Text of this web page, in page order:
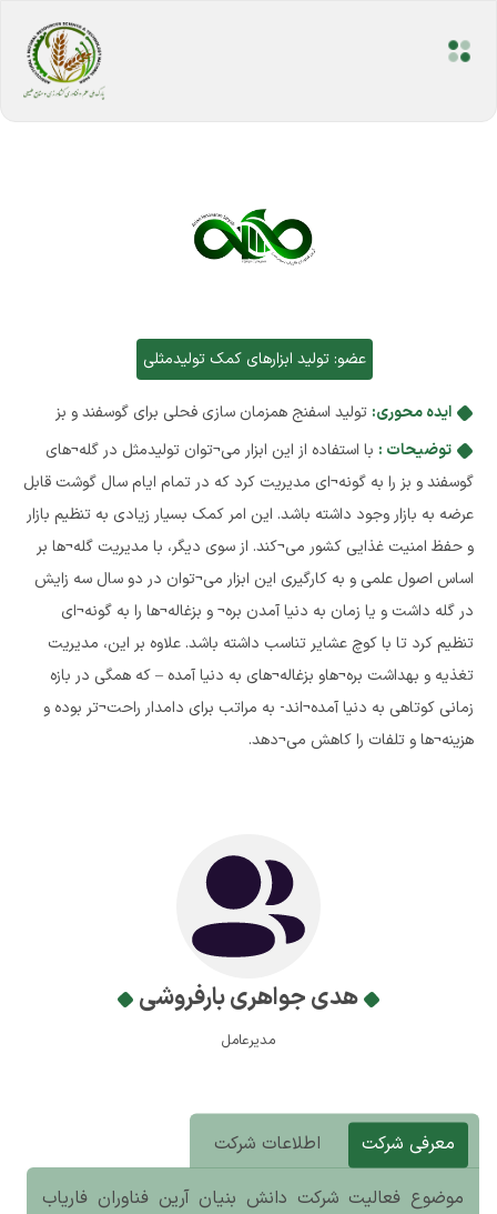
عضو:تولید ابزارهای کمک تولیدمثلی
ایده محوری: تولید اسفنج همزمان سازی فحلی برای گوسفند و بز
توضیحات : با استفاده از این ابزار می¬توان تولیدمثل در گله¬های
گوسفند و بز را به گونه¬ای مدیریت کرد که در تمام ایام سال گوشت قابل
عرضه به بازار وجود داشته باشد. این امر کمک بسیار زیادی به تنظیم بازار
و حفظ امنیت غذایی کشور می¬کند. از سوی دیگر، با مدیریت گله¬ها بر
اساس اصول علمی و به کارگیری این ابزار می¬توان در دو سال سه زایش
در گله داشت و یا زمان به دنیا آمدن بره¬ و بزغاله¬ها را به گونه¬ای
تنظیم کرد تا با کوچ عشایر تناسب داشته باشد. علاوه بر این، مدیریت
تغذیه و بهداشت بره¬هاو بزغاله¬های به دنیا آمده – که همگی در بازه
زمانی کوتاهی به دنیا آمده¬اند- به مراتب برای دامدار راحت¬تر بوده و
هزینه¬ها و تلفات را کاهش می¬دهد.
هدی جواهری بارفروشی
مدیرعامل
معرفی شرکت اطلاعات شرکت
موضوع فعالیت شرکت دانش بنیان آرین فناوران فاریاب